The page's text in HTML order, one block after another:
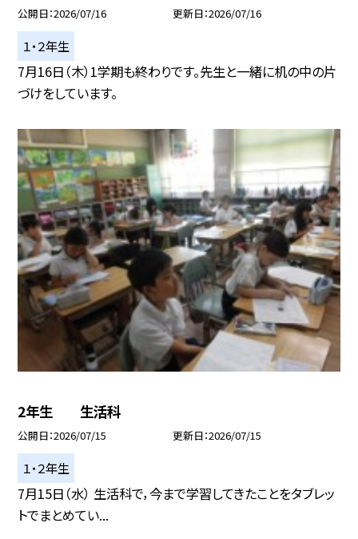
公開日 2026/07/16 更新日 2026/07/16
１・２年生
7月16日（木）1学期も終わりです。先生と一緒に机の中の片
づけをしています。
2年生 生活科
公開日 2026/07/15 更新日 2026/07/15
１・２年生
7月15日（水） 生活科で，今まで学習してきたことをタブレッ
トでまとめてい...